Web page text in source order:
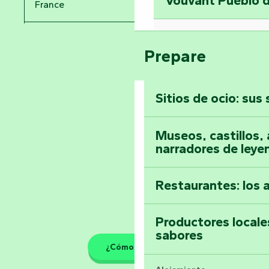
Suba a lo alto de
Toda la agenda
Prepare
Sitios de ocio: sus
Museos, castillos,
narradores de
Restaurantes: los
Productores
sabores
France
¿Cómo llegar?